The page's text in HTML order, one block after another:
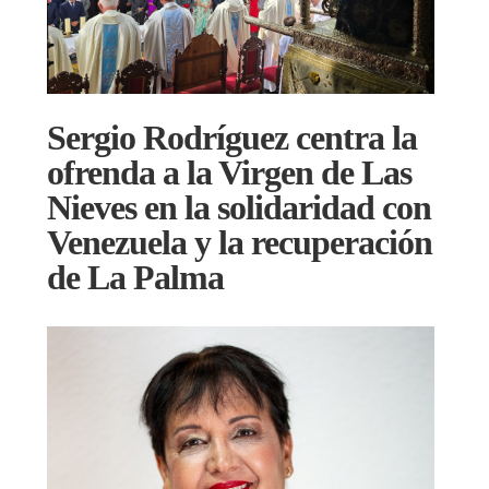
Sergio Rodríguez centra la
ofrenda a la Virgen de Las
Nieves en la solidaridad con
Venezuela y la recuperación
de La Palma